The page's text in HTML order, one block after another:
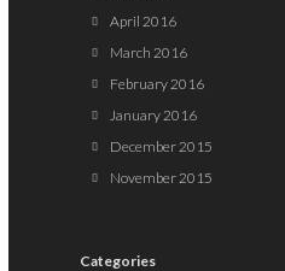
April 2016
March 2016
February 2016
January 2016
December 2015
November 2015
Categories